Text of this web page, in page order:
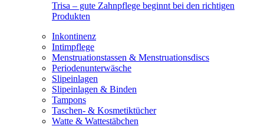
Trisa – gute Zahnpflege beginnt bei den richtigen
Produkten
Inkontinenz
Intimpflege
Menstruationstassen & Menstruationsdiscs
Periodenunterwäsche
Slipeinlagen
Slipeinlagen & Binden
Tampons
Taschen- & Kosmetiktücher
Watte & Wattestäbchen